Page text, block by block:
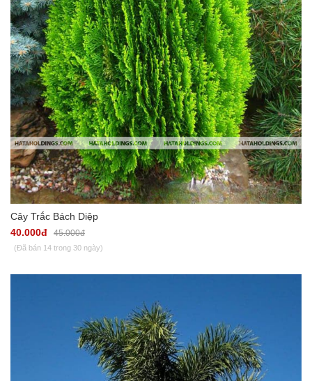
Cây Trắc Bách Diệp
40.000đ
45.000đ
(Đã bán 14 trong 30 ngày)